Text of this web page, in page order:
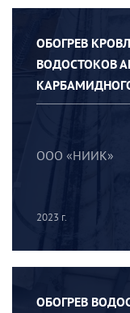
ОБОГРЕВ
ВОДОСТОКОВ
ООО «НИИК»
2023 г.
ОБОГРЕВ